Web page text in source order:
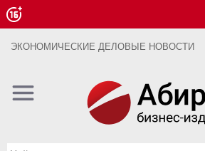
ЭКОНОМИЧЕСКИЕ ДЕЛОВЫЕ НОВОСТИ